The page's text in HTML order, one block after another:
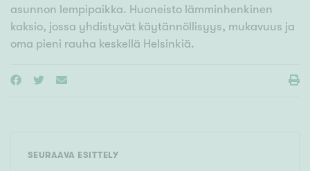
asunnon lempipaikka. Huoneisto lämminhenkinen
kaksio, jossa yhdistyvät käytännöllisyys, mukavuus ja
oma pieni rauha keskellä Helsinkiä.
SEURAAVA ESITTELY